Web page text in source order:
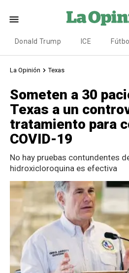
Donald Trump ICE Fútbol
La Opinión Texas
Someten a 30
Texas a un
tratamiento para
COVID-19
No hay pruebas contundentes
hidroxicloroquina es efectiva